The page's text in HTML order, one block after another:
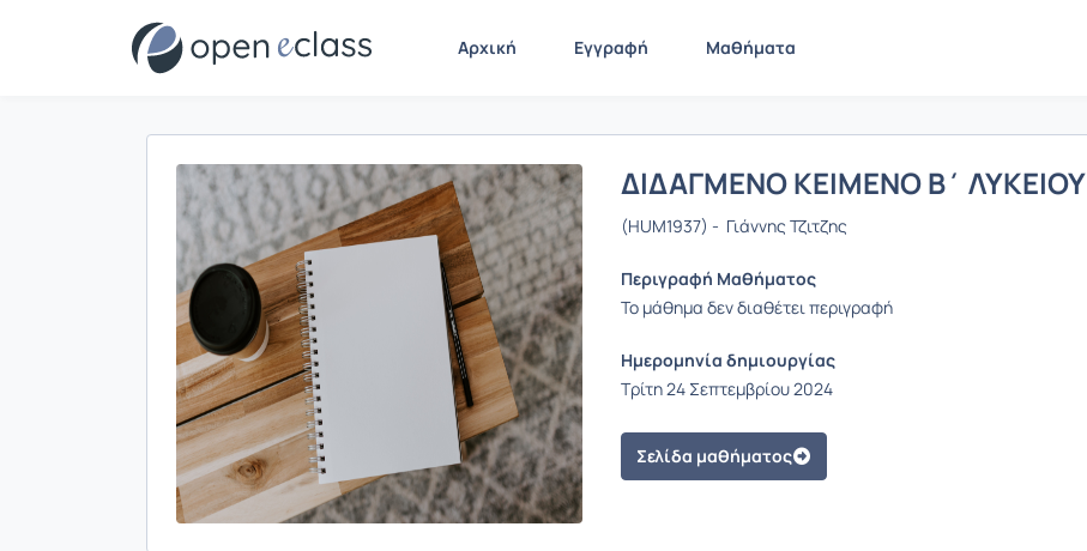
Αρχική Εγγραφή Μαθήματα
Παρουσίαση/Προβολή
ΔΙΔΑΓΜΕΝΟ ΚΕΙΜΕΝΟ Β΄ ΛΥΚΕΙΟΥ
(HUM1937) - Γιάννης Τζιτζης
Περιγραφή Μαθήματος
Το μάθημα δεν διαθέτει περιγραφή
Ημερομηνία δημιουργίας
Τρίτη 24 Σεπτεμβρίου 2024
Σελίδα μαθήματος